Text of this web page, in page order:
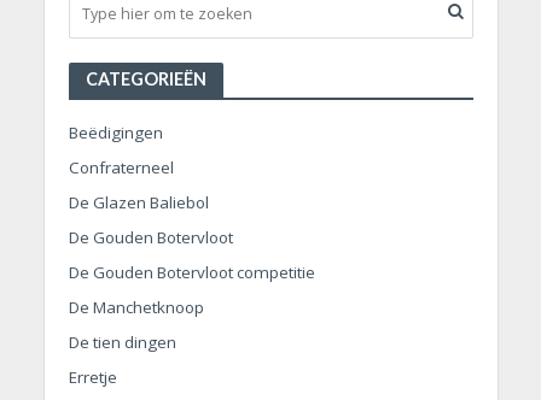
CATEGORIEËN
Beëdigingen
Confraterneel
De Glazen Baliebol
De Gouden Botervloot
De Gouden Botervloot competitie
De Manchetknoop
De tien dingen
Erretje